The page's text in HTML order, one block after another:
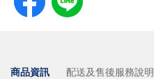
商品資訊 配送及售後服務說明